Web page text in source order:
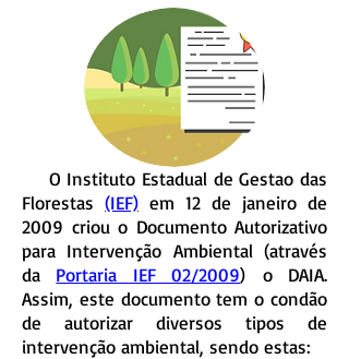
O Instituto Estadual de Gestao das
Florestas (IEF) em 12 de janeiro de
2009 criou o Documento Autorizativo
para Intervenção Ambiental (através
da Portaria IEF 02/2009) o DAIA.
Assim, este documento tem o condão
de autorizar diversos tipos de
intervenção ambiental, sendo estas: